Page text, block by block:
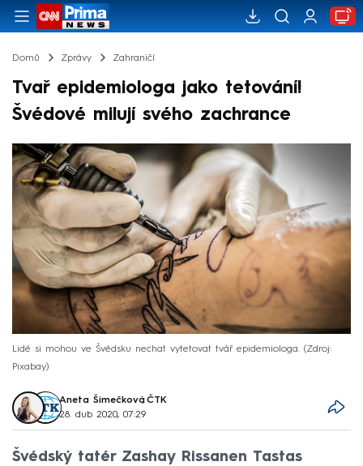
Domů Zprávy Zahraničí
Tvař epidemiologa jako tetování!
Švédové milují svého zachrance
Lidé si mohou ve Švédsku nechat vytetovat tvář epidemiologa.
Zdroj:
Pixabay
Aneta Šimečková, ČTK
28. dub 2020, 07:29
Švédský tatér Zashay Rissanen Tastas